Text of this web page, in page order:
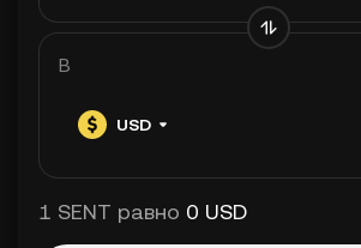
В
USD
1 SENT равно 0 USD